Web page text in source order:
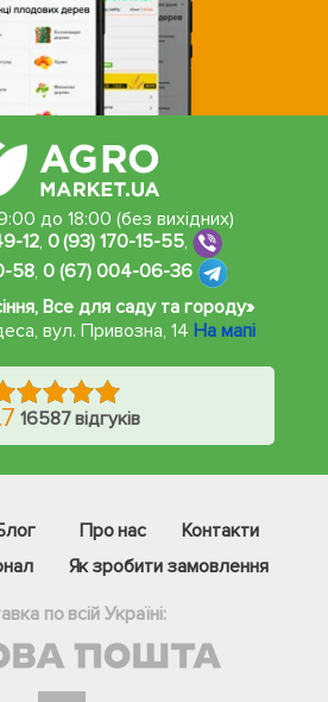
до 18:00 (без вихідних)
12, 0 (93) 170-15-55,
58, 0 (67) 004-06-36
Все для саду та городу»
,вул. Привозна, 14 На мапі
16587 відгуків
Про нас
Контакти
Як зробити замовлення
по всій Україні: